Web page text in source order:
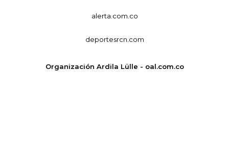
alerta.com.co
deportesrcn.com
Organización Ardila Lülle - oal.com.co